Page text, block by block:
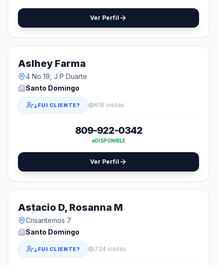
Ver Perfil
Aslhey Farma
4 No 19, J P Duarte
Santo Domingo
¿FUI CLIENTE? 616 visitas
809-922-0342
DISPONIBLE
Ver Perfil
Astacio D, Rosanna M
Crisantemos 7
Santo Domingo
¿FUI CLIENTE? 734 visitas